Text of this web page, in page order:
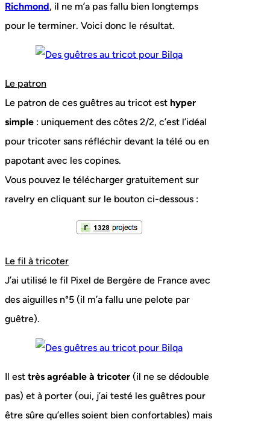
Richmond, il ne m’a pas fallu bien longtemps
pour le terminer. Voici donc le résultat.
Le patron
Le patron de ces guêtres au tricot est hyper
simple : uniquement des côtes 2/2, c’est l’idéal
pour tricoter sans réfléchir devant la télé ou en
papotant avec les copines.
Vous pouvez le télécharger gratuitement sur
ravelry en cliquant sur le bouton ci-dessous :
Le fil à tricoter
J’ai utilisé le fil Pixel de Bergère de France avec
des aiguilles n°5 (il m’a fallu une pelote par
guêtre).
Il est très agréable à tricoter (il ne se dédouble
pas) et à porter (oui, j’ai testé les guêtres pour
être sûre qu’elles soient bien confortables) mais